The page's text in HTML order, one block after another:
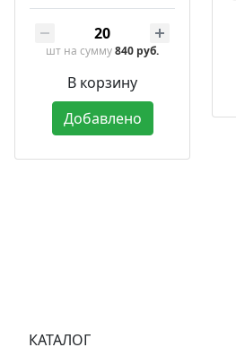
шт на сумму840 руб.
В корзину
Добавлено
КАТАЛОГ